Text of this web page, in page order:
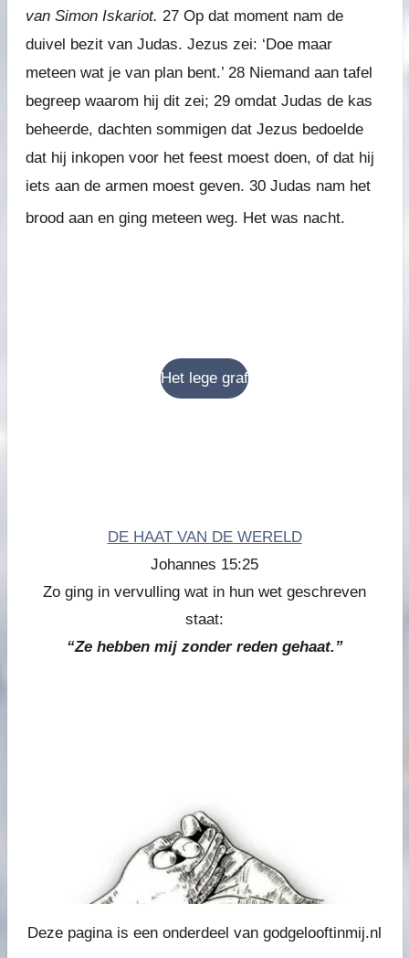
van Simon Iskariot. 27 Op dat moment nam de
duivel bezit van Judas. Jezus zei: ‘Doe maar
meteen wat je van plan bent.’ 28 Niemand aan tafel
begreep waarom hij dit zei; 29 omdat Judas de kas
beheerde, dachten sommigen dat Jezus bedoelde
dat hij inkopen voor het feest moest doen, of dat hij
iets aan de armen moest geven. 30 Judas nam het
brood aan en ging meteen weg. Het was nacht.
Het lege graf
DE HAAT VAN DE WERELD
Johannes 15:25
Zo ging in vervulling wat in hun wet geschreven
staat:
“Ze hebben mij zonder reden gehaat.”
Deze pagina is een onderdeel van godgelooftinmij.nl